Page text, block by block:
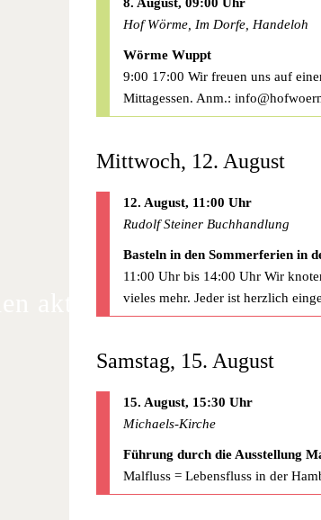
aktuellen
Hof Wörme, Im Dorfe, Handeloh
Wörme Wuppt
9:00 17:00 Wir freuen uns auf
Mittagessen. Anm.:
Mittwoch, 12. August
12. August, 11:00 Uhr
Rudolf Steiner Buchhandlung
Basteln in den Sommerferien in
11:00 Uhr bis 14:00 Uhr Wir
vieles mehr. Jeder ist herzlich
Samstag, 15. August
15. August, 15:30 Uhr
Michaels-Kirche
Führung durch die Ausstellung
Malfluss = Lebensfluss in der